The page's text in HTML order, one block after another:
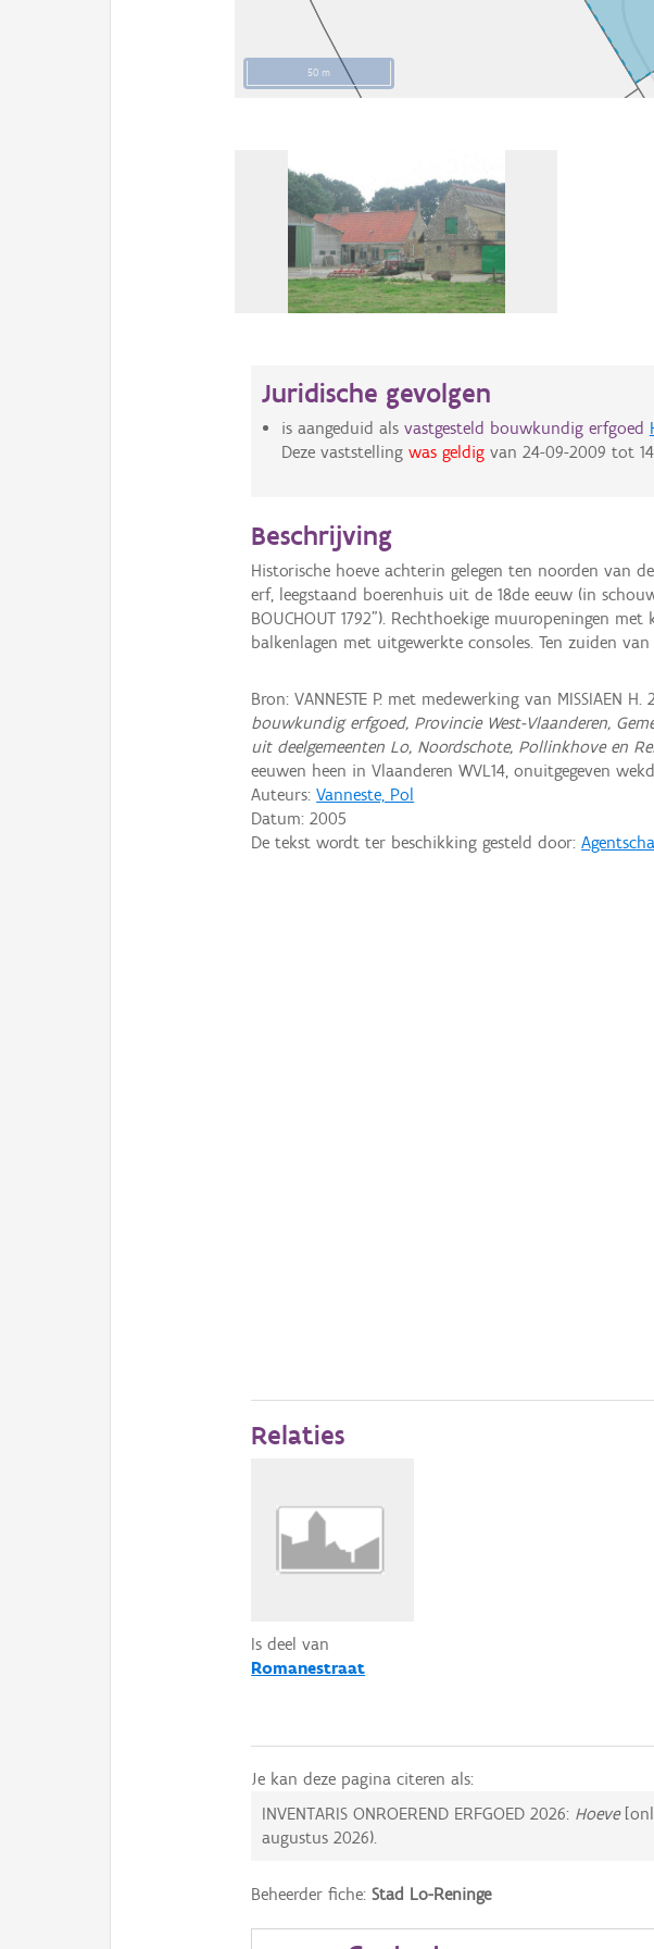
50 m
Juridische gevolgen
is aangeduid als vastgesteld bouwkundig erfgoed
Deze vaststelling was geldigvan 24-09-2009 tot
Beschrijving
Historische hoeve achterin gelegen ten noorden van
erf, leegstaand boerenhuis uit de 18de eeuw (in
BOUCHOUT 1792"). Rechthoekige muuropeningen
balkenlagen met uitgewerkte consoles. Ten zuiden van
Bron: VANNESTE P. met medewerking van MISSIAEN H.
bouwkundig erfgoed, Provincie West-Vlaanderen,
uit deelgemeenten Lo, Noordschote, Pollinkhove en
eeuwen heen in Vlaanderen WVL14, onuitgegeven
Auteurs:Vanneste, Pol
Datum:2005
De tekst wordt ter beschikking gesteld door:
Relaties
Is deel van
Romanestraat
Je kan deze pagina citeren als:
INVENTARIS ONROEREND ERFGOED 2026: Hoeve
augustus 2026).
Beheerder fiche:Stad Lo-Reninge